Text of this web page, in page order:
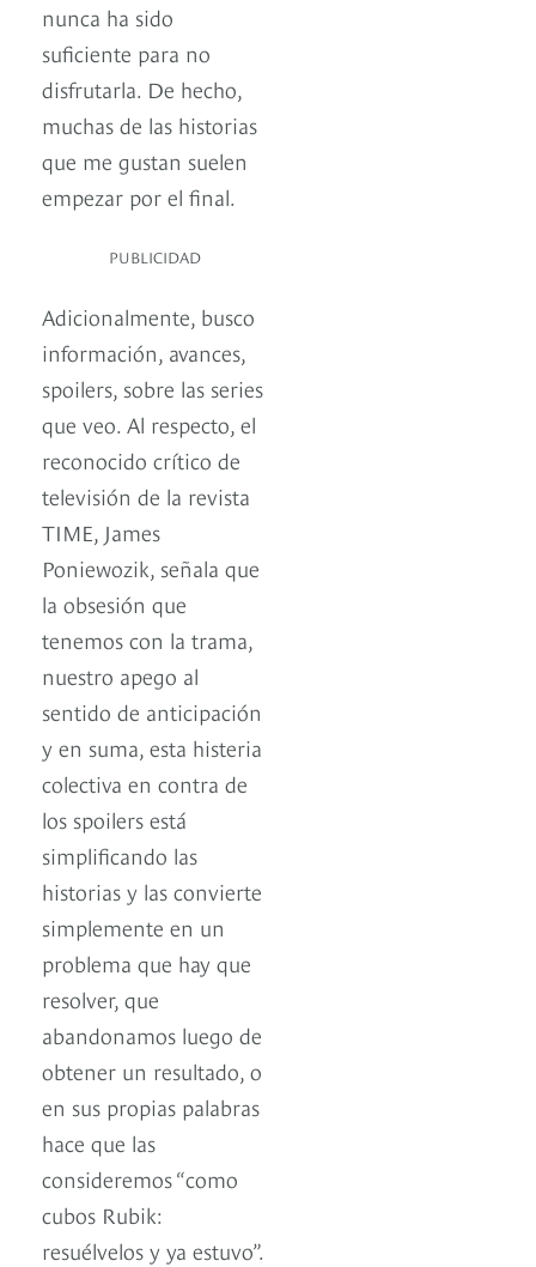
nunca ha sido
suficiente para no
disfrutarla. De hecho,
muchas de las historias
que me gustan suelen
empezar por el final.
PUBLICIDAD
Adicionalmente, busco
información, avances,
spoilers, sobre las series
que veo. Al respecto, el
reconocido crítico de
televisión de la revista
TIME, James
Poniewozik, señala que
la obsesión que
tenemos con la trama,
nuestro apego al
sentido de anticipación
y en suma, esta histeria
colectiva en contra de
los spoilers está
simplificando las
historias y las convierte
simplemente en un
problema que hay que
resolver, que
abandonamos luego de
obtener un resultado, o
en sus propias palabras
hace que las
consideremos “como
cubos Rubik:
resuélvelos y ya estuvo”.